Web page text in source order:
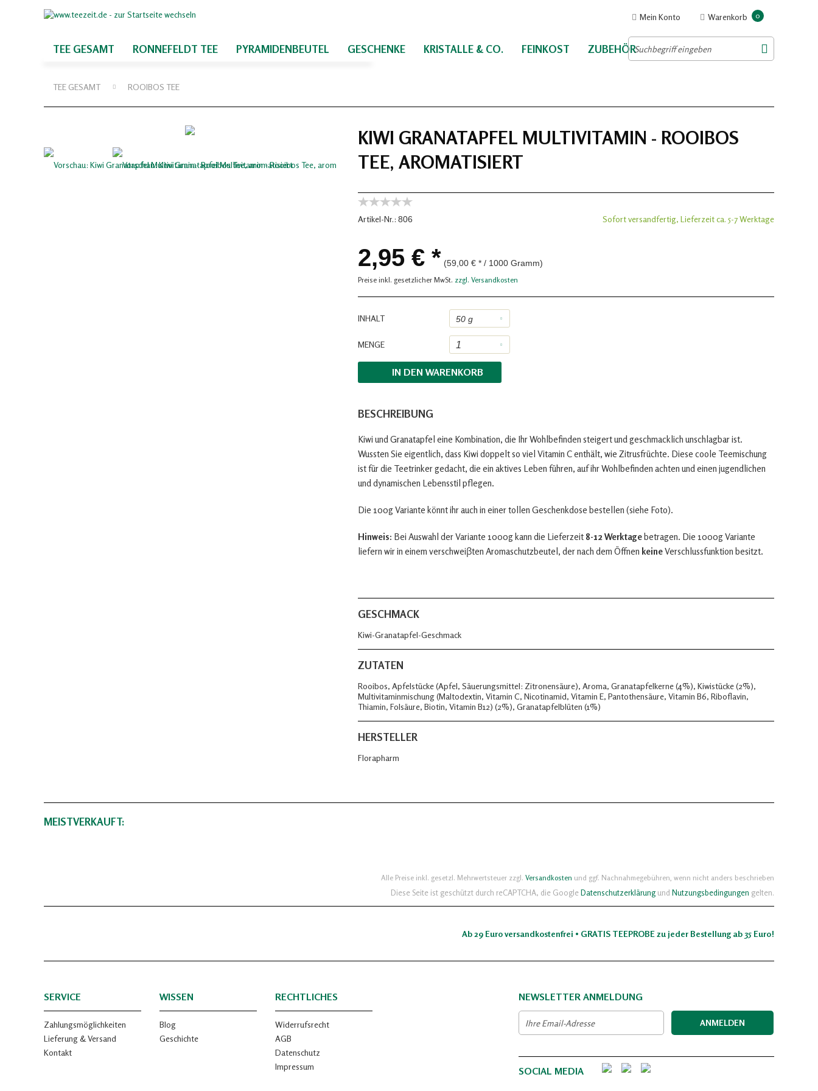
Warenkorb 0
Mein Konto
TEE GESAMT RONNEFELDT TEE PYRAMIDENBEUTEL GESCHENKE KRISTALLE & CO. FEINKOST ZUBEHÖR
TEE GESAMT ROOIBOS TEE
KIWI GRANATAPFEL MULTIVITAMIN - ROOIBOS
TEE, AROMATISIERT
Artikel-Nr.: 806 Sofort versandfertig, Lieferzeit ca. 5-7 Werktage
2,95 € * (59,00 € * / 1000 Gramm)
Preise inkl. gesetzlicher MwSt. zzgl. Versandkosten
INHALT
MENGE
IN DEN WARENKORB
BESCHREIBUNG
Kiwi und Granatapfel eine Kombination, die Ihr Wohlbefinden steigert und geschmacklich unschlagbar ist.
Wussten Sie eigentlich, dass Kiwi doppelt so viel Vitamin C enthält, wie Zitrusfrüchte. Diese coole Teemischung
ist für die Teetrinker gedacht, die ein aktives Leben führen, auf ihr Wohlbefinden achten und einen jugendlichen
und dynamischen Lebensstil pflegen.
Die 100g Variante könnt ihr auch in einer tollen Geschenkdose bestellen (siehe Foto).
Hinweis: Bei Auswahl der Variante 1000g kann die Lieferzeit 8-12 Werktagebetragen. Die 1000g Variante
liefern wir in einem verschweiβten Aromaschutzbeutel, der nach dem Öffnen keineVerschlussfunktion besitzt.
GESCHMACK
Kiwi-Granatapfel-Geschmack
ZUTATEN
Rooibos, Apfelstücke (Apfel, Säuerungsmittel: Zitronensäure), Aroma, Granatapfelkerne (4%), Kiwistücke (2%),
Multivitaminmischung (Maltodextin, Vitamin C, Nicotinamid, Vitamin E, Pantothensäure, Vitamin B6, Riboflavin,
Thiamin, Folsäure, Biotin, Vitamin B12) (2%), Granatapfelblüten (1%)
HERSTELLER
Florapharm
MEISTVERKAUFT:
Alle Preise inkl. gesetzl. Mehrwertsteuer zzgl. Versandkosten und ggf. Nachnahmegebühren, wenn nicht anders beschrieben
Diese Seite ist geschützt durch reCAPTCHA, die GoogleDatenschutzerklärungund Nutzungsbedingungen gelten.
Ab 29 Euro versandkostenfrei • GRATIS TEEPROBE zu jeder Bestellung ab 35 Euro!
SERVICE
Zahlungsmöglichkeiten
Lieferung & Versand
Kontakt
WISSEN
Blog
Geschichte
RECHTLICHES
Widerrufsrecht
AGB
Datenschutz
Impressum
NEWSLETTER ANMELDUNG
ANMELDEN
SOCIAL MEDIA